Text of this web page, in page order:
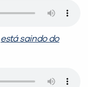
está saindo do